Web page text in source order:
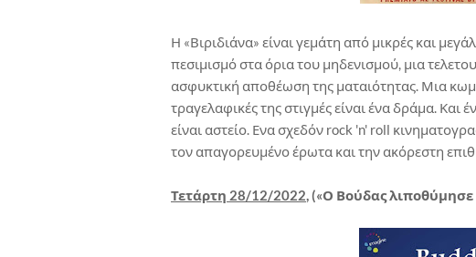
Η «Βιριδιάνα» είναι γεμάτη από μικρές και
πεσιμισμό στα όρια του μηδενισμού, μια
ασφυκτική αποθέωση της ματαιότητας. Μια
τραγελαφικές της στιγμές είναι ένα δράμα. Και
είναι αστείο. Ενα σχεδόν rock 'n' roll
τον απαγορευμένο έρωτα και την ακόρεστη
Τετάρτη 28/12/2022, («Ο Βούδας